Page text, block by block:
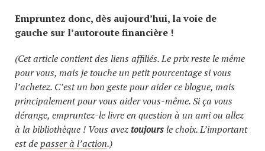
Empruntez donc, dès aujourd’hui, la voie de
gauche sur l’autoroute financière !
(Cet article contient des liens affiliés. Le prix reste le même
pour vous, mais je touche un petit pourcentage si vous
l’achetez. C’est un bon geste pour aider ce blogue, mais
principalement pour vous aider vous-même. Si ça vous
dérange, empruntez-le livre en question à un ami ou allez
à la bibliothèque ! Vous aveztoujoursle choix. L’important
est depasser à l’action.)